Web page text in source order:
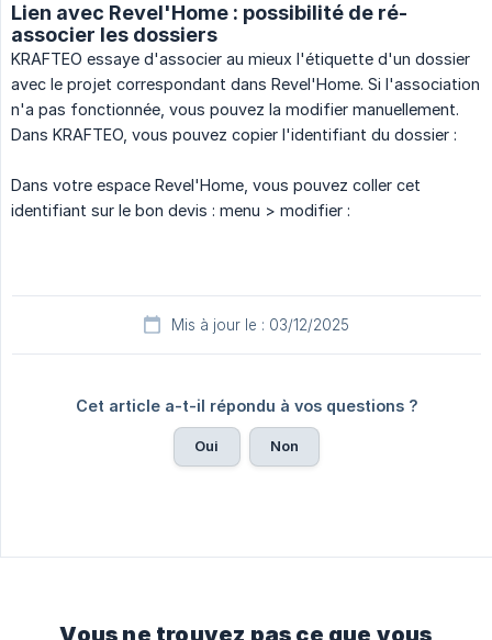
Lien avec Revel'Home : possibilité de ré-
associer les dossiers
KRAFTEO essaye d'associer au mieux l'étiquette d'un dossier
avec le projet correspondant dans Revel'Home. Si l'association
n'a pas fonctionnée, vous pouvez la modifier manuellement.
Dans KRAFTEO, vous pouvez copier l'identifiant du dossier :
Dans votre espace Revel'Home, vous pouvez coller cet
identifiant sur le bon devis : menu > modifier :
Mis à jour le : 03/12/2025
Cet article a-t-il répondu à vos questions ?
Oui Non
Vous ne trouvez pas ce que vous